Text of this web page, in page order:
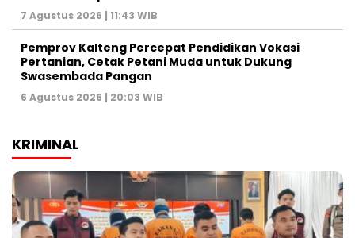
7 Agustus 2026 | 11:43 WIB
Pemprov Kalteng Percepat Pendidikan Vokasi
Pertanian, Cetak Petani Muda untuk Dukung
Swasembada Pangan
6 Agustus 2026 | 20:03 WIB
KRIMINAL